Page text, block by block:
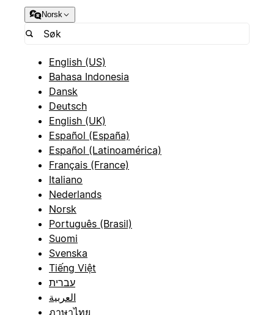
Norsk
English (US)
Bahasa Indonesia
Dansk
Deutsch
English (UK)
Español (España)
Español (Latinoamérica)
Français (France)
Italiano
Nederlands
Norsk
Português (Brasil)
Suomi
Svenska
Tiếng Việt
עברית
العربية
ภาษาไทย